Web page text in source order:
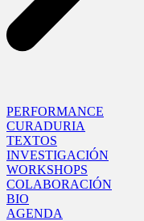
PERFORMANCE
CURADURIA
TEXTOS
INVESTIGACIÓN
WORKSHOPS
COLABORACIÓN
BIO
AGENDA